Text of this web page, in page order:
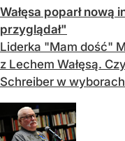
Wałęsa poparł
przyglądał"
Liderka "Mam dość"
z Lechem Wałęsą.
Schreiber w